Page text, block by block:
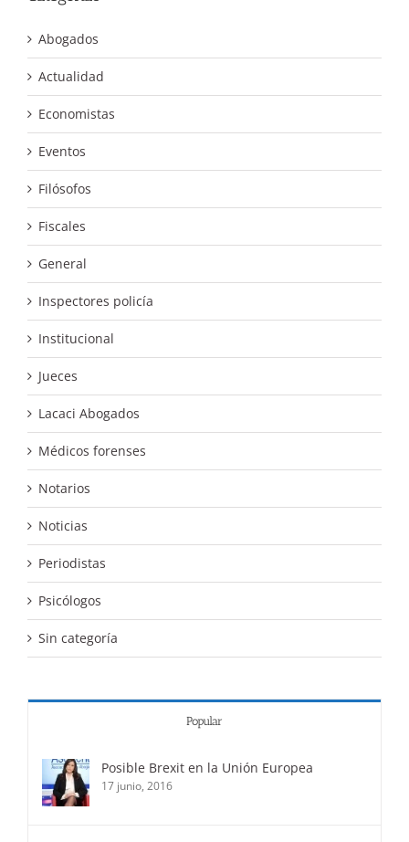
Abogados
Actualidad
Economistas
Eventos
Filósofos
Fiscales
General
Inspectores policía
Institucional
Jueces
Lacaci Abogados
Médicos forenses
Notarios
Noticias
Periodistas
Psicólogos
Sin categoría
Popular
Posible Brexit en la Unión Europea
17 junio, 2016